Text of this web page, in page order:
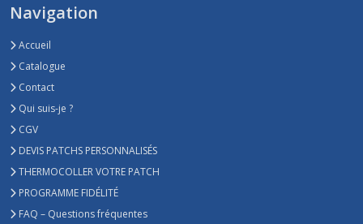
Navigation
Accueil
Catalogue
Contact
Qui suis-je ?
CGV
DEVIS PATCHS PERSONNALISÉS
THERMOCOLLER VOTRE PATCH
PROGRAMME FIDÉLITÉ
FAQ – Questions fréquentes